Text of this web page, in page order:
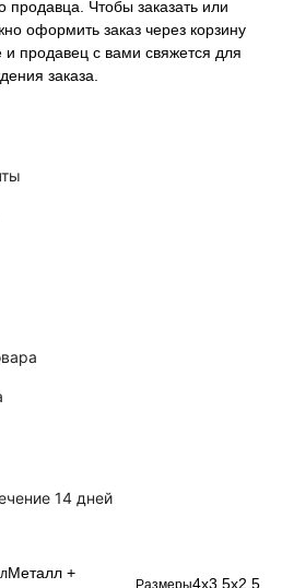
продавца. Чтобы заказать или
оформить заказ через корзину
и продавец с вами свяжется для
заказа.
14 дней
Металл +
4х3.5х2.5